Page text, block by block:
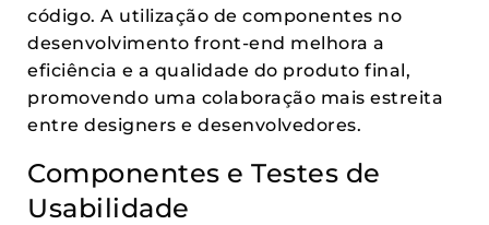
código. A utilização de componentes no
desenvolvimento front-end melhora a
eficiência e a qualidade do produto final,
promovendo uma colaboração mais estreita
entre designers e desenvolvedores.
Componentes e Testes de
Usabilidade